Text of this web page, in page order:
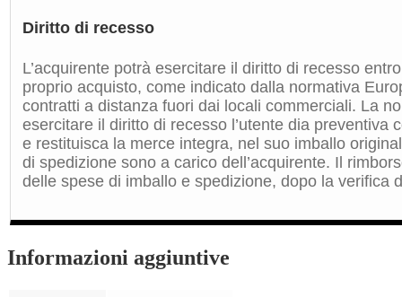
Diritto di recesso
L’acquirente potrà esercitare il diritto di recesso
proprio acquisto, come indicato dalla normativa
contratti a distanza fuori dai locali commerciali. La
esercitare il diritto di recesso l’utente dia preventiva
e restituisca la merce integra, nel suo imballo
di spedizione sono a carico dell’acquirente. Il
delle spese di imballo e spedizione, dopo la verifica
Informazioni aggiuntive